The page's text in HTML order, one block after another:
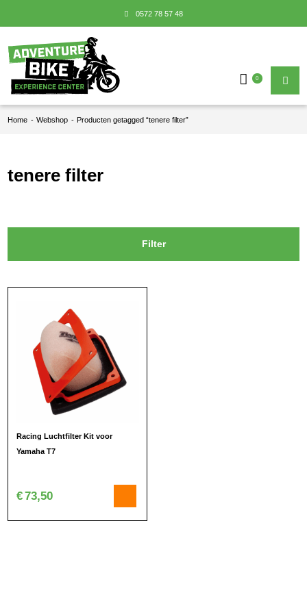
0572 78 57 48
0
Home - Webshop - Producten getagged “tenere filter”
tenere filter
Filter
Racing Luchtfilter Kit voor
Yamaha T7
€73,50